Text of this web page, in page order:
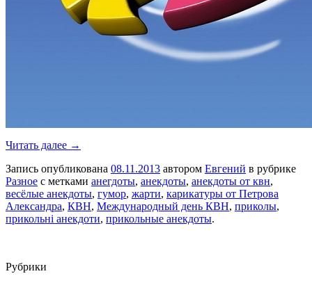
Читать далее →
Запись опубликована 08.11.2013 автором Евгений в рубрике
Разное с метками анегдоты, анекдоты, анекдоты от квн,
весёлые анекдоты, гумор, жарти, карикатуры от Петрова
Александра, КВН, Международный день КВН, приколы,
прикольні анекдоти, прикольные анекдоты.
Рубрики